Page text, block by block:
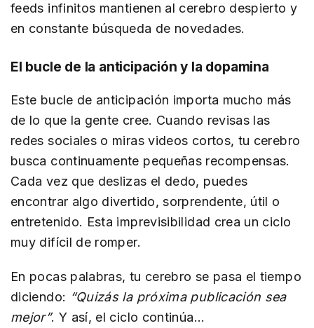
feeds infinitos mantienen al cerebro despierto y
en constante búsqueda de novedades.
El bucle de la anticipación y la dopamina
Este bucle de anticipación importa mucho más
de lo que la gente cree. Cuando revisas las
redes sociales o miras videos cortos, tu cerebro
busca continuamente pequeñas recompensas.
Cada vez que deslizas el dedo, puedes
encontrar algo divertido, sorprendente, útil o
entretenido. Esta imprevisibilidad crea un ciclo
muy difícil de romper.
En pocas palabras, tu cerebro se pasa el tiempo
diciendo: “Quizás la próxima publicación sea
mejor”. Y así, el ciclo continúa…